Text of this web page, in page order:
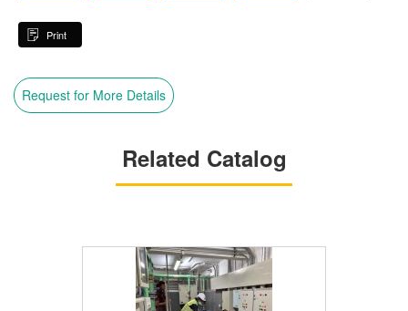
Print
Request for More Details
Related Catalog